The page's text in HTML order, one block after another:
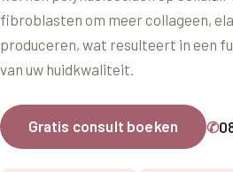
Ingevallen slapen
MIDDEN & MOND
Lippen
Marionetlijnen
Juvéderm Volux
Juvéderm Volift
Profhilo
Insuline Zwelling Profiel
Menopauze Veroudering profiel
PCOS Huid profiel
085 40 13 678
fibroblasten om meer collageen,
produceren, wat resulteert in een
van uw huidkwaliteit.
Gratis consult boeken ✆